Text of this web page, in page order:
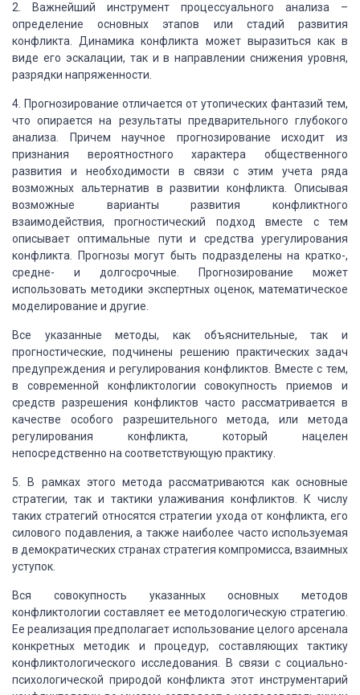
2. Важнейший инструмент процессуального анализа –
определение основных этапов или стадий развития
конфликта. Динамика конфликта может выразиться как в
виде его эскалации, так и в направлении снижения уровня,
разрядки напряженности.
4. Прогнозирование отличается от утопических фантазий тем,
что опирается на результаты предварительного глубокого
анализа. Причем научное прогнозирование исходит из
признания вероятностного характера общественного
развития и необходимости в связи с этим учета ряда
возможных альтернатив в развитии конфликта. Описывая
возможные варианты развития конфликтного
взаимодействия, прогностический подход вместе с тем
описывает оптимальные пути и средства урегулирования
конфликта. Прогнозы могут быть подразделены на кратко-,
средне- и долгосрочные. Прогнозирование может
использовать методики экспертных оценок, математическое
моделирование и другие.
Все указанные методы, как объяснительные, так и
прогностические, подчинены решению практических задач
предупреждения и регулирования конфликтов. Вместе с тем,
в современной конфликтологии совокупность приемов и
средств разрешения конфликтов часто рассматривается в
качестве особого разрешительного метода, или метода
регулирования конфликта, который нацелен
непосредственно на соответствующую практику.
5. В рамках этого метода рассматриваются как основные
стратегии, так и тактики улаживания конфликтов. К числу
таких стратегий относятся стратегии ухода от конфликта, его
силового подавления, а также наиболее часто используемая
в демократических странах стратегия компромисса, взаимных
уступок.
Вся совокупность указанных основных методов
конфликтологии составляет ее методологическую стратегию.
Ее реализация предполагает использование целого арсенала
конкретных методик и процедур, составляющих тактику
конфликтологического исследования. В связи с социально-
психологической природой конфликта этот инструментарий